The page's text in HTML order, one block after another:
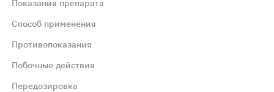
Показания препарата
Способ применения
Противопоказания
Побочные действия
Передозировка